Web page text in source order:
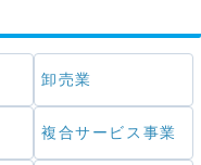
卸売業
複合サービス事業